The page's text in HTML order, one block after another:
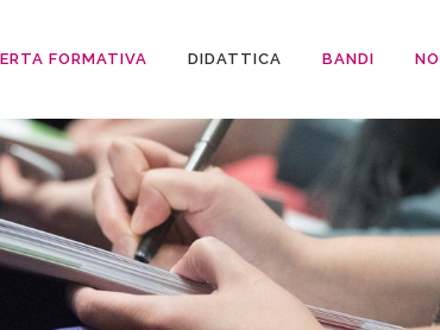
FORMATIVA DIDATTICA BANDI